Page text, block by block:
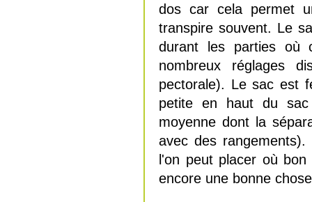
dos car cela permet
transpire souvent. Le
durant les parties où
nombreux réglages
pectorale). Le sac est
petite en haut du sac
moyenne dont la
avec des
l'on peut placer où
encore une bonne